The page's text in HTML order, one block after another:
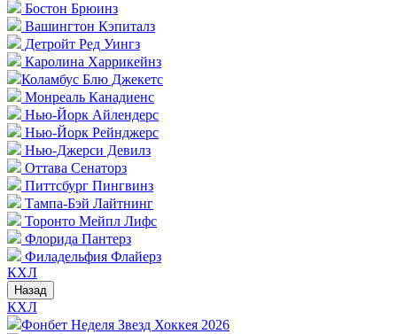
Бостон Брюинз
Вашингтон Кэпиталз
Детройт Ред Уингз
Каролина Харрикейнз
Коламбус Блю Джекетс
Монреаль Канадиенс
Нью-Йорк Айлендерс
Нью-Йорк Рейнджерс
Нью-Джерси Девилз
Оттава Сенаторз
Питтсбург Пингвинз
Тампа-Бэй Лайтнинг
Торонто Мейпл Лифс
Флорида Пантерз
Филадельфия Флайерз
КХЛ
Назад
КХЛ
Фонбет Неделя Звезд Хоккея 2026